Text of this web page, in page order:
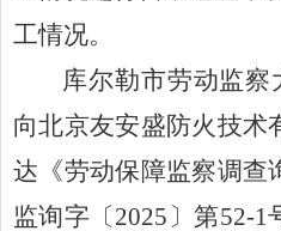
工情况。
库尔勒市劳动监察
向北京友安盛防火技术
达《劳动保障监察调查
监询字 〔2025 〕第52-1